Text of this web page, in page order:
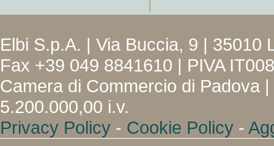
Elbi S.p.A. | Via Buccia, 9 | 35010
Fax +39 049 8841610 | PIVA
Camera di Commercio di Padova
5.200.000,00 i.v.
Privacy Policy - Cookie Policy -